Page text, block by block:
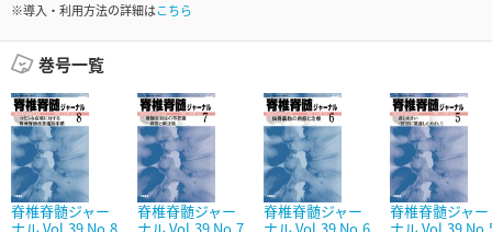
※導入・利用方法の詳細はこちら
巻号一覧
脊椎脊髄ジャー
脊椎脊髄ジャー
脊椎脊髄ジャー
脊椎脊髄ジャー